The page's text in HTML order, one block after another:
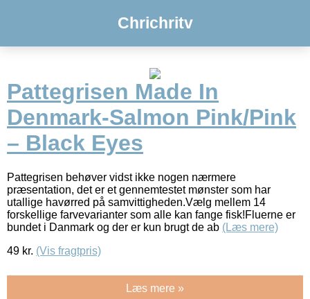
Chrichritv
Pattegrisen Made In
Denmark-Salmon Pink/Pink
– Black Eyes
Pattegrisen behøver vidst ikke nogen nærmere
præsentation, det er et gennemtestet mønster som har
utallige havørred på samvittigheden.Vælg mellem 14
forskellige farvevarianter som alle kan fange fisk!Fluerne er
bundet i Danmark og der er kun brugt de ab (Læs mere)
49 kr. (Vis fragtpris)
Læs mere »